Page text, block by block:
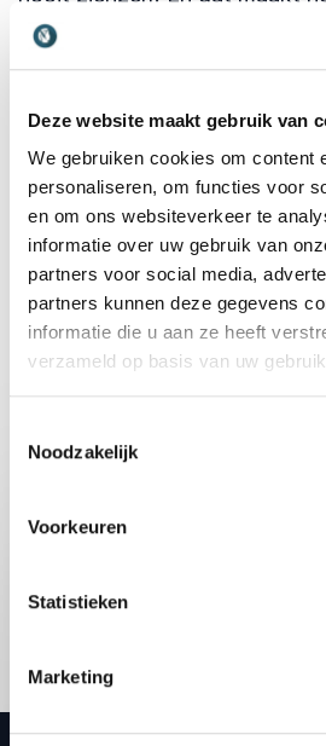
Deze website maakt gebruik van
We gebruiken cookies om content
personaliseren, om functies voor
en om ons websiteverkeer te
informatie over uw gebruik van
partners voor social media,
partners kunnen deze gegevens
informatie die u aan ze heeft
verzameld op basis van uw
Noodzakelijk
Voorkeuren
Statistieken
Marketing
soort dagvoorzitter waar een
Wie hem eenmaal heeft
iemand die begrijpt dat de
om te zenden, maar om te
Share:
Vraag vrijblijvend